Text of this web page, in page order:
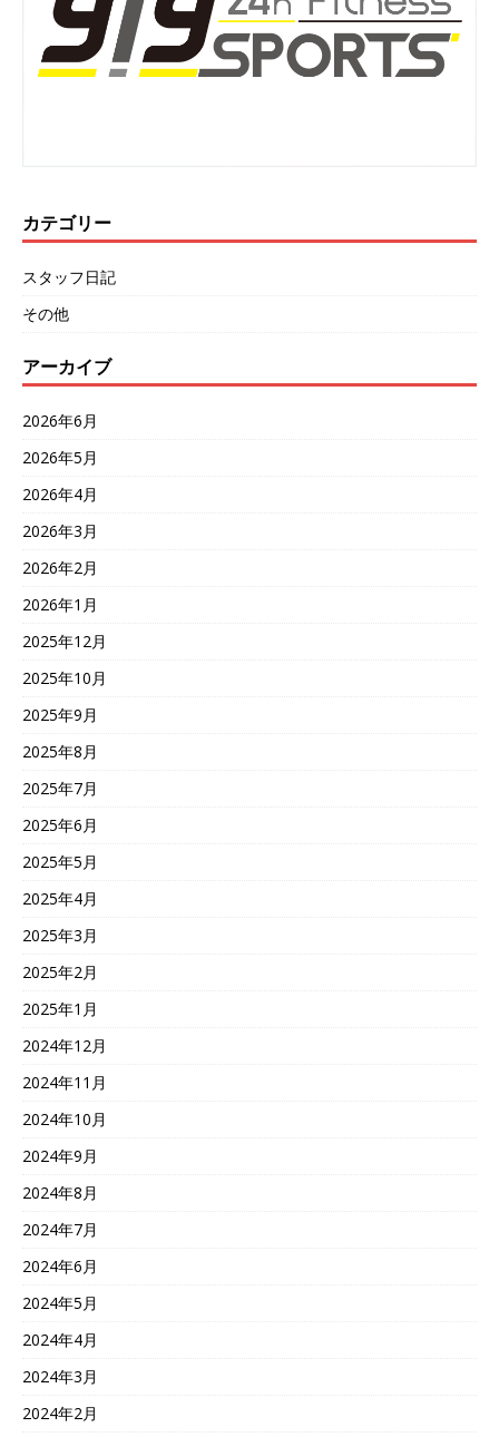
カテゴリー
スタッフ日記
その他
アーカイブ
2026年6月
2026年5月
2026年4月
2026年3月
2026年2月
2026年1月
2025年12月
2025年10月
2025年9月
2025年8月
2025年7月
2025年6月
2025年5月
2025年4月
2025年3月
2025年2月
2025年1月
2024年12月
2024年11月
2024年10月
2024年9月
2024年8月
2024年7月
2024年6月
2024年5月
2024年4月
2024年3月
2024年2月